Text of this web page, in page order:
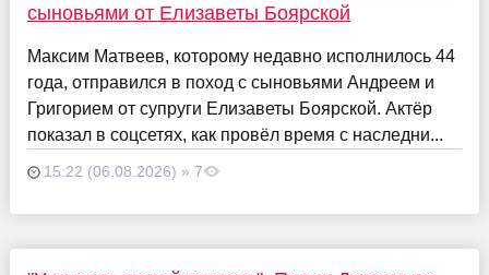
сыновьями от Елизаветы Боярской
Максим Матвеев, которому недавно исполнилось 44
года, отправился в поход с сыновьями Андреем и
Григорием от супруги Елизаветы Боярской. Актёр
показал в соцсетях, как провёл время с наследни...
15:22 (06.08.2026) » 7